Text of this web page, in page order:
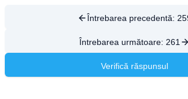
Întrebarea precedentă:
Întrebarea următoare: 261
Verifică răspunsul